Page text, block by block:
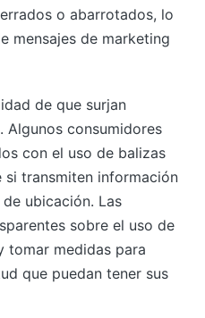
o abarrotados, lo
mensajes de marketing
de que surjan
Algunos consumidores
con el uso de balizas
si transmiten información
ubicación. Las
sobre el uso de
tomar medidas para
que puedan tener sus